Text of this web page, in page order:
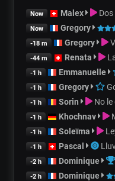
Now Malex
Now Gregory
-18 m Gregory
-44 m Renata
-1 h Emmanuelle
-1 h Gregory
-1 h Sorin No
-1 h Khochnav
-1 h Soleïma
-1 h Pascal
-2 h Dominique
-2 h Dominique